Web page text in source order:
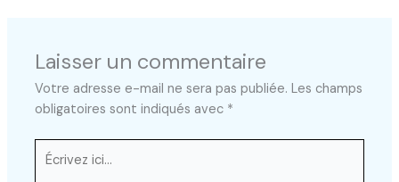
Laisser un commentaire
Votre adresse e-mail ne sera pas publiée. Les champs
obligatoires sont indiqués avec *
Écrivez
ici…